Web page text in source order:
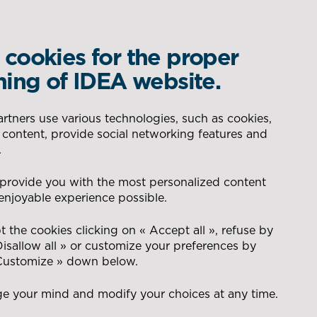
DELEGATED PRODUCTION
CONSEIL POUR LA GESTION
DES FLUX
AERONAUTIC
ENERGY
NAVAL
DEFENCE
SEARCH Handicapées
au travail
cookies for the proper
of IDEA website.
use various technologies, such as cookies,
provide social networking features and
you with the most personalized content
experience possible.
the cookies clicking on « Accept all », refuse by
all » or customize your preferences by
» down below.
your mind and modify your choices at any time.